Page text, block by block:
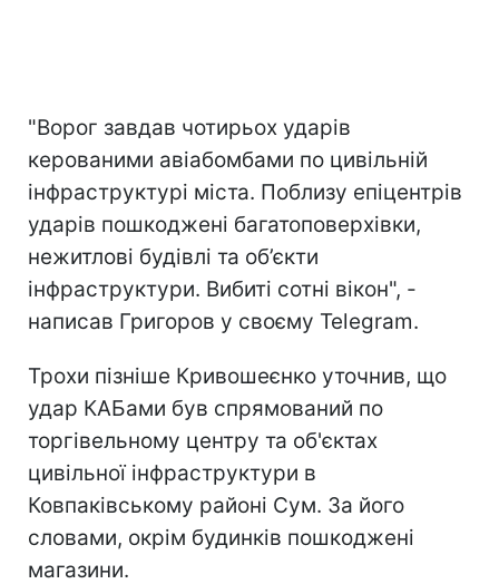
"Ворог завдав чотирьох ударів
керованими авіабомбами по цивільній
інфраструктурі міста. Поблизу епіцентрів
ударів пошкоджені багатоповерхівки,
нежитлові будівлі та об’єкти
інфраструктури. Вибиті сотні вікон", -
написав Григоров у своєму Telegram.
Трохи пізніше Кривошеєнко уточнив, що
удар КАБами був спрямований по
торгівельному центру та об'єктах
цивільної інфраструктури в
Ковпаківському районі Сум. За його
словами, окрім будинків пошкоджені
магазини.